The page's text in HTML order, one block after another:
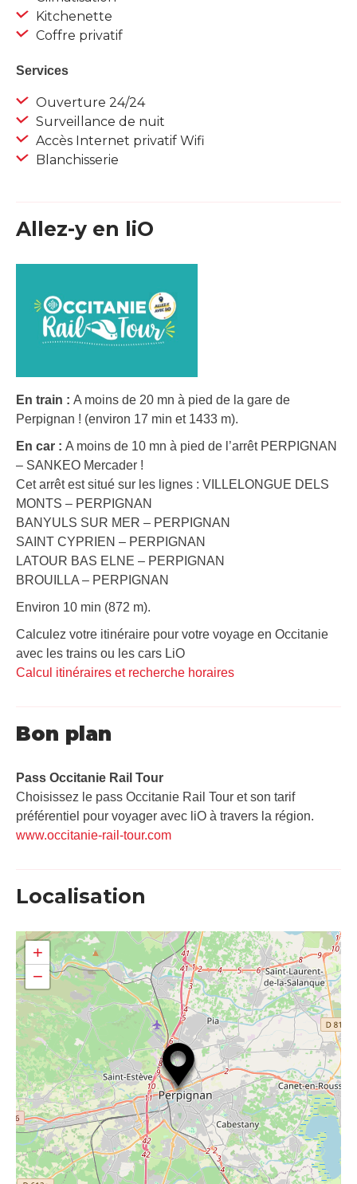
Kitchenette
Coffre privatif
Services
Ouverture 24/24
Surveillance de nuit
Accès Internet privatif Wifi
Blanchisserie
Allez-y en liO
En train : A moins de 20 mn à pied de la gare de
Perpignan ! (environ 17 min et 1433 m).
En car : A moins de 10 mn à pied de l’arrêt PERPIGNAN
– SANKEO Mercader !
Cet arrêt est situé sur les lignes : VILLELONGUE DELS
MONTS – PERPIGNAN
BANYULS SUR MER – PERPIGNAN
SAINT CYPRIEN – PERPIGNAN
LATOUR BAS ELNE – PERPIGNAN
BROUILLA – PERPIGNAN
Environ 10 min (872 m).
Calculez votre itinéraire pour votre voyage en Occitanie
avec les trains ou les cars LiO
Calcul itinéraires et recherche horaires
Bon plan
Pass Occitanie Rail Tour​
Choisissez le pass Occitanie Rail Tour et son tarif
préférentiel pour voyager avec liO à travers la région.
www.occitanie-rail-tour.com
Localisation
+
−